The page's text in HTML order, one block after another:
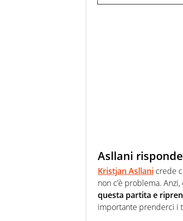
Asllani
Kristjan Asllani crede
non c’è problema.
questa partita e
importante prenderci i